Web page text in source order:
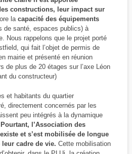
constructions, leur impact sur
la capacité des équipements
de santé, espaces publics) à
Nous rappelons que le projet porté
qui fait l’objet de permis de
mairie et présenté en réunion
de plus de 20 étages sur l’axe Léon
du constructeur)
et habitants du quartier
directement concernés par les
peu intégrés à la dynamique
Pourtant, l’Association des
et s’est mobilisée de longue
cadre de vie. Cette mobilisation